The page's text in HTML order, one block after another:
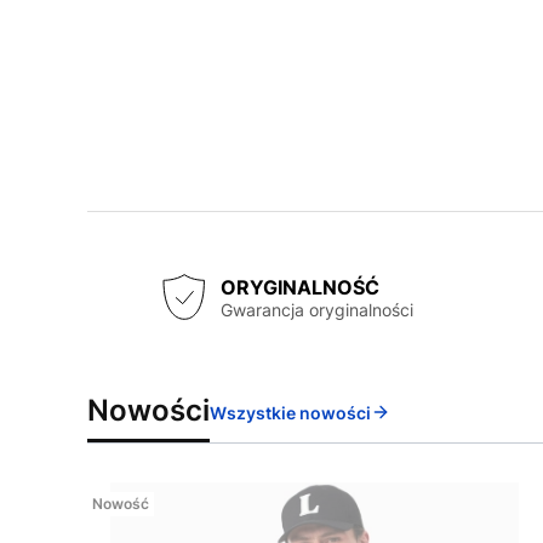
ORYGINALNOŚĆ
Gwarancja oryginalności
NowościWszystkie nowości
Nowość